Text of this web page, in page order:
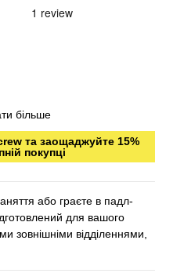
більше
та заощаджуйте 15%
покупці
або граєте в падл-
для вашого
зовнішніми відділеннями,